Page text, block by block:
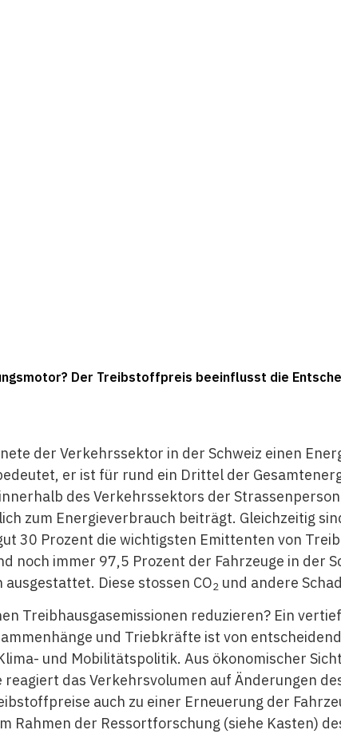
Der Treibstoffpreis beeinflusst die
der Verkehrssektor in der Schweiz einen
er ist für rund ein Drittel der
des Verkehrssektors der
zum Energieverbrauch beiträgt. Gleichzeitig
30 Prozent die wichtigsten Emittenten von
noch immer 97,5 Prozent der Fahrzeuge in der
Diese stossen CO2 und andere
Treibhausgasemissionen reduzieren? Ein
und Triebkräfte ist von
und Mobilitätspolitik. Aus ökonomischer
reagiert das Verkehrsvolumen auf Änderungen
auch zu einer Erneuerung der
Rahmen der Ressortforschung (siehe Kasten)